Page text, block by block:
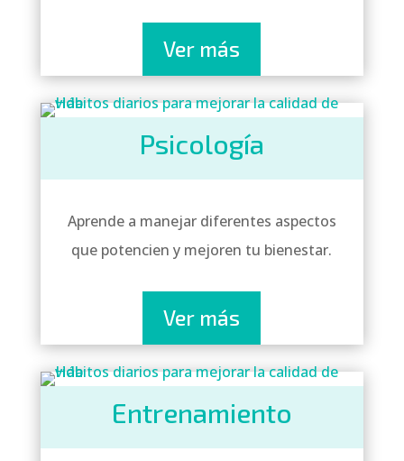
Ver más
Psicología
Aprende a manejar diferentes aspectos
que potencien y mejoren tu bienestar.
Ver más
Entrenamiento